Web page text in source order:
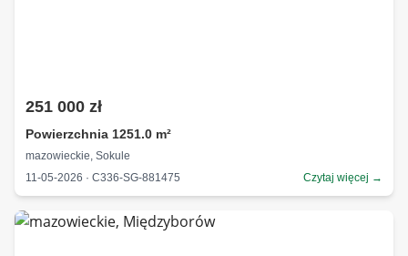
251 000 zł
Powierzchnia 1251.0 m²
mazowieckie, Sokule
11-05-2026 · C336-SG-881475
Czytaj więcej →